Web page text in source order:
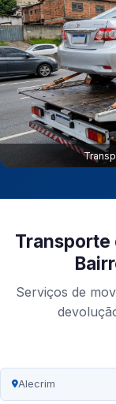
Transporte
Serviços de
Alecrim